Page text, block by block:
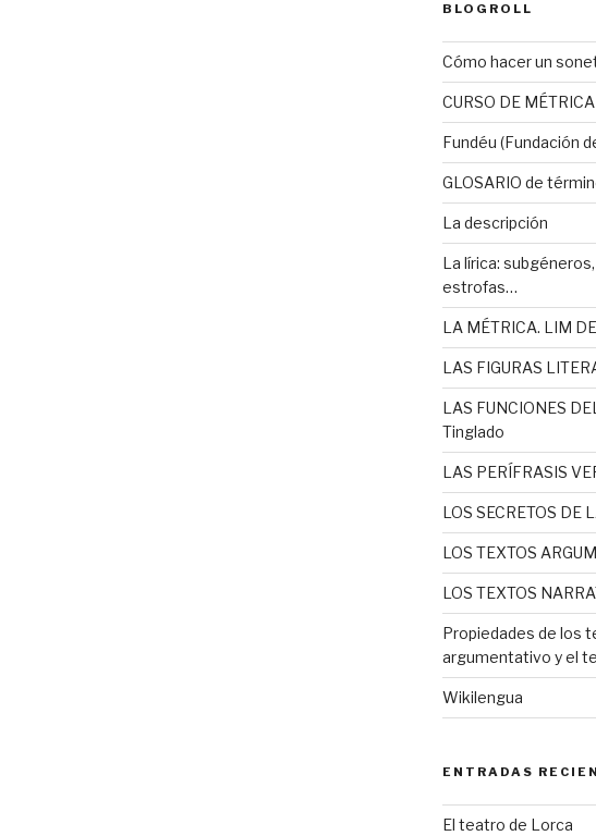
BLOGROLL
Cómo hacer un
CURSO DE MÉTRICA
Fundéu (Fundación
GLOSARIO de
La descripción
La lírica:
estrofas…
LA MÉTRICA. LIM
LAS FIGURAS
LAS FUNCIONES
Tinglado
LAS PERÍFRASIS
LOS SECRETOS DE
LOS TEXTOS
LOS TEXTOS
Propiedades de los
argumentativo y el
Wikilengua
ENTRADAS
El teatro de Lorca